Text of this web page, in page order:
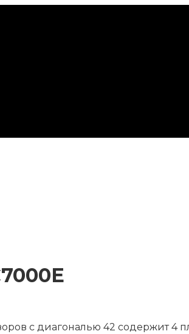
с диагональю 42 содержит 4